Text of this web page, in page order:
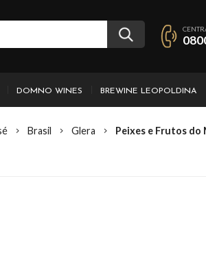
DOMNO WINES BREWINE LEOPOLDINA
Brasil Glera Peixes e Frutos do